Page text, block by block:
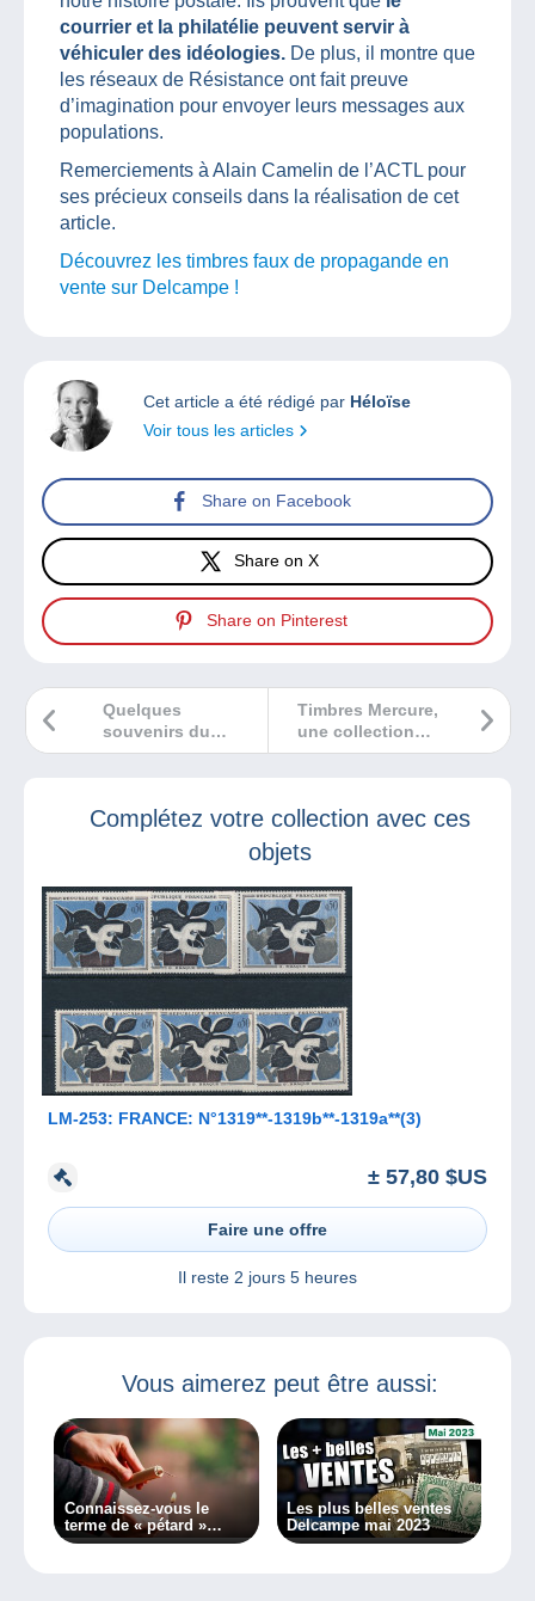
courrier et la philatélie peuvent servir à
véhiculer des idéologies. De plus, il montre que
les réseaux de Résistance ont fait preuve
d’imagination pour envoyer leurs messages aux
populations.
Remerciements à Alain Camelin de l’ACTL pour
ses précieux conseils dans la réalisation de cet
article.
Découvrez les timbres faux de propagande en
vente sur Delcampe !
Cet article a été rédigé par Héloïse
Voir tous les articles
Share on Facebook
Share on X
Share on Pinterest
Timbres Mercure,
une collection
mythologique !
Quelques
souvenirs du
Salon d’Automne !
Complétez votre collection avec ces
objets
LM-253: FRANCE: N°1319**-1319b**-1319a**(3)
± 57,80 $US
Faire une offre
Il reste 2 jours 5 heures
Vous aimerez peut être aussi:
Connaissez-vous le
terme de « pétard »
philatélique ?
Les plus belles ventes
Delcampe mai 2023